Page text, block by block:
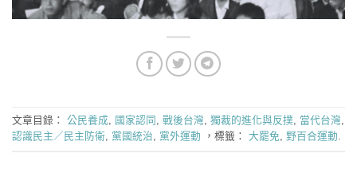
文章目錄： 公民養成, 國家認同 , 戰後台灣, 獨裁的進化與反撲, 當代台灣,
認識民主／民主防衛, 黨國統治, 黨外運動 ，標籤： 大罷免, 野百合運動.